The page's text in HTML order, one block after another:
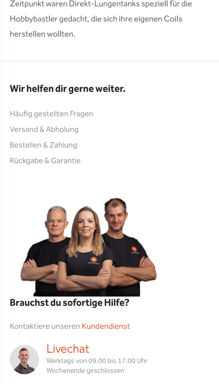
Zeitpunkt waren Direkt-Lungentanks speziell für die
Hobbybastler gedacht, die sich ihre eigenen Coils
herstellen wollten.
Wir helfen dir gerne weiter.
Häufig gestellten Fragen
Versand & Abholung
Bestellen & Zahlung
Rückgabe & Garantie
Brauchst du sofortige Hilfe?
Kontaktiere unseren Kundendienst
Livechat
Werktags von 09.00 bis 17.00 Uhr
Wochenende geschlossen